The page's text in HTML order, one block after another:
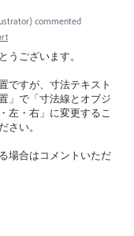
) commented
うございます。
ですが、寸法テキスト
」で「寸法線とオブジ
左・右」に変更するこ
さい。
場合はコメントいただ